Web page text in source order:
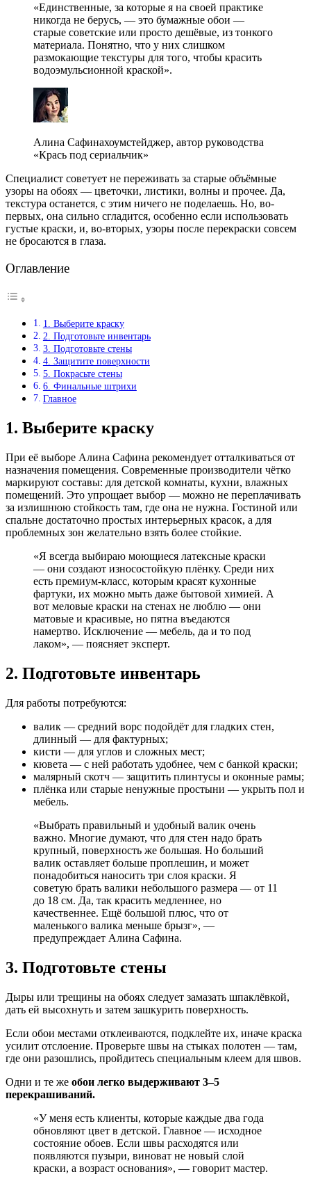
«Единственные, за которые я на своей практике
никогда не берусь, — это бумажные обои —
старые советские или просто дешёвые, из тонкого
материала. Понятно, что у них слишком
размокающие текстуры для того, чтобы красить
водоэмульсионной краской».
Алина Сафинахоумстейджер, автор руководства
«Крась под сериальчик»
Специалист советует не переживать за старые объёмные
узоры на обоях — цветочки, листики, волны и прочее. Да,
текстура останется, с этим ничего не поделаешь. Но, во-
первых, она сильно сгладится, особенно если использовать
густые краски, и, во-вторых, узоры после перекраски совсем
не бросаются в глаза.
Оглавление
1. Выберите краску
2. Подготовьте инвентарь
3. Подготовьте стены
4. Защитите поверхности
5. Покрасьте стены
6. Финальные штрихи
Главное
1. Выберите краску
При её выборе Алина Сафина рекомендует отталкиваться от
назначения помещения. Современные производители чётко
маркируют составы: для детской комнаты, кухни, влажных
помещений. Это упрощает выбор — можно не переплачивать
за излишнюю стойкость там, где она не нужна. Гостиной или
спальне достаточно простых интерьерных красок, а для
проблемных зон желательно взять более стойкие.
«Я всегда выбираю моющиеся латексные краски
— они создают износостойкую плёнку. Среди них
есть премиум-класс, которым красят кухонные
фартуки, их можно мыть даже бытовой химией. А
вот меловые краски на стенах не люблю — они
матовые и красивые, но пятна въедаются
намертво. Исключение — мебель, да и то под
лаком», — поясняет эксперт.
2. Подготовьте инвентарь
Для работы потребуются:
валик — средний ворс подойдёт для гладких стен,
длинный — для фактурных;
кисти — для углов и сложных мест;
кювета — с ней работать удобнее, чем с банкой краски;
малярный скотч — защитить плинтусы и оконные рамы;
плёнка или старые ненужные простыни — укрыть пол и
мебель.
«Выбрать правильный и удобный валик очень
важно. Многие думают, что для стен надо брать
крупный, поверхность же большая. Но больший
валик оставляет больше проплешин, и может
понадобиться наносить три слоя краски. Я
советую брать валики небольшого размера — от 11
до 18 см. Да, так красить медленнее, но
качественнее. Ещё большой плюс, что от
маленького валика меньше брызг», —
предупреждает Алина Сафина.
3. Подготовьте стены
Дыры или трещины на обоях следует замазать шпаклёвкой,
дать ей высохнуть и затем зашкурить поверхность.
Если обои местами отклеиваются, подклейте их, иначе краска
усилит отслоение. Проверьте швы на стыках полотен — там,
где они разошлись, пройдитесь специальным клеем для швов.
Одни и те же обои легко выдерживают 3–5
перекрашиваний.
«У меня есть клиенты, которые каждые два года
обновляют цвет в детской. Главное — исходное
состояние обоев. Если швы расходятся или
появляются пузыри, виноват не новый слой
краски, а возраст основания», — говорит мастер.